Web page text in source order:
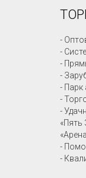
-
-
-
-
- Парк
-
-
«Пять
-
-